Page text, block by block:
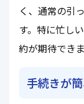
く、通常の引
す。特に忙し
約が期待できま
手続きが